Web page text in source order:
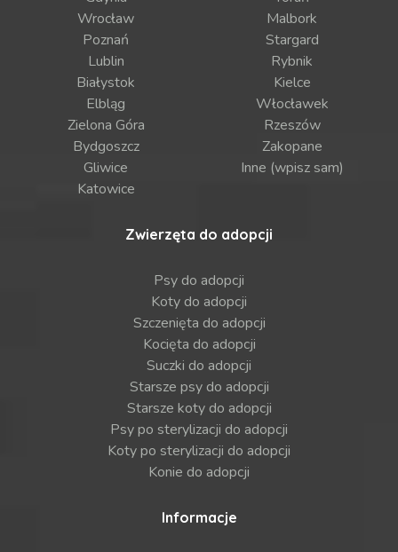
Wrocław
Poznań
Lublin
Białystok
Elbląg
Zielona Góra
Bydgoszcz
Gliwice
Katowice
Malbork
Stargard
Rybnik
Kielce
Włocławek
Rzeszów
Zakopane
Inne (wpisz sam)
Zwierzęta do adopcji
Psy do adopcji
Koty do adopcji
Szczenięta do adopcji
Kocięta do adopcji
Suczki do adopcji
Starsze psy do adopcji
Starsze koty do adopcji
Psy po sterylizacji do adopcji
Koty po sterylizacji do adopcji
Konie do adopcji
Informacje